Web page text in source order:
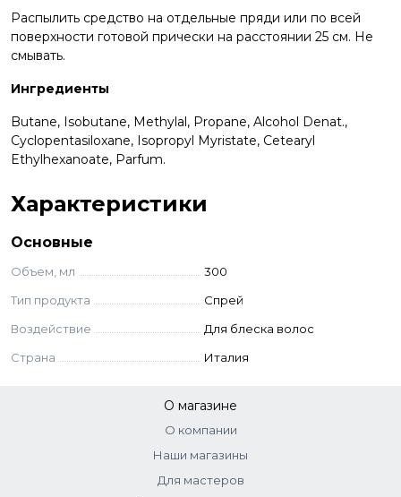
Распылить средство на отдельные пряди или по всей
поверхности готовой прически на расстоянии 25 см. Не
смывать.
Ингредиенты
Butane, Isobutane, Methylal, Propane, Alcohol Denat.,
Cyclopentasiloxane, Isopropyl Myristate, Cetearyl
Ethylhexanoate, Parfum.
Характеристики
Основные
Объем, мл
300
Тип продукта
Спрей
Воздействие
Для блеска волос
Страна
Италия
О магазине
О компании
Наши магазины
Для мастеров